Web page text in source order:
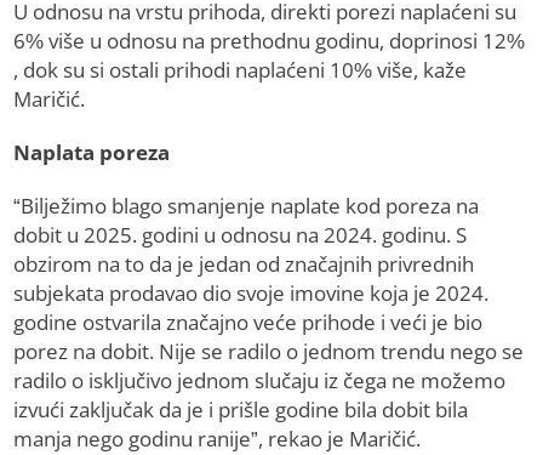
U odnosu na vrstu prihoda, direkti porezi naplaćeni su
6% više u odnosu na prethodnu godinu, doprinosi 12%
, dok su si ostali prihodi naplaćeni 10% više, kaže
Maričić.
Naplata poreza
“Bilježimo blago smanjenje naplate kod poreza na
dobit u 2025. godini u odnosu na 2024. godinu. S
obzirom na to da je jedan od značajnih privrednih
subjekata prodavao dio svoje imovine koja je 2024.
godine ostvarila značajno veće prihode i veći je bio
porez na dobit. Nije se radilo o jednom trendu nego se
radilo o isključivo jednom slučaju iz čega ne možemo
izvući zaključak da je i prišle godine bila dobit bila
manja nego godinu ranije”, rekao je Maričić.